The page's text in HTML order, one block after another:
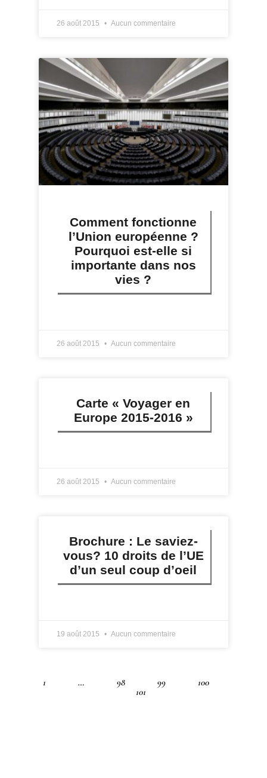
26 août 2015 Aucun commentaire
Comment fonctionne
l’Union européenne ?
Pourquoi est-elle si
importante dans nos
vies ?
26 août 2015 Aucun commentaire
Carte « Voyager en
Europe 2015-2016 »
26 août 2015 Aucun commentaire
Brochure : Le saviez-
vous? 10 droits de l’UE
d’un seul coup d’oeil
19 août 2015 Aucun commentaire
1 … 98 99
100
101